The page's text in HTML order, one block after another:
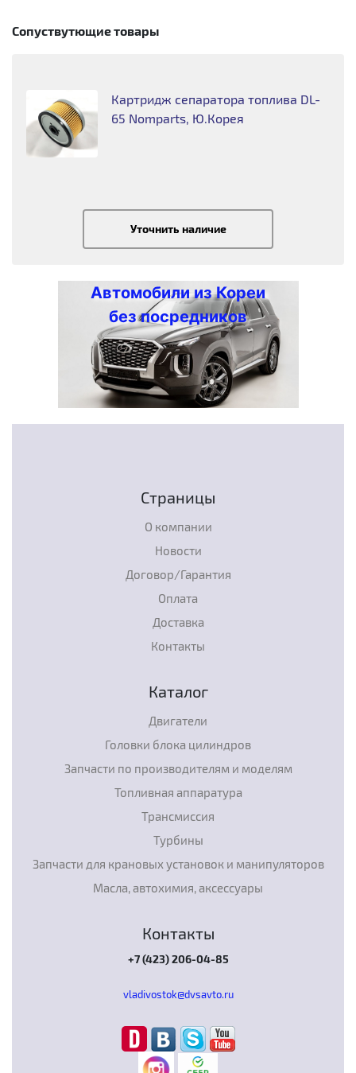
Сопуствутющие товары
Картридж сепаратора топлива DL-
65 Nomparts, Ю.Корея
Уточнить наличие
Автомобили из Кореи
без посредников
Страницы
О компании
Новости
Договор/Гарантия
Оплата
Доставка
Контакты
Каталог
Двигатели
Головки блока цилиндров
Запчасти по производителям и моделям
Топливная аппаратура
Трансмиссия
Турбины
Запчасти для крановых установок и манипуляторов
Масла, автохимия, аксессуары
Контакты
+7 (423) 206-04-85
vladivostok@dvsavto.ru